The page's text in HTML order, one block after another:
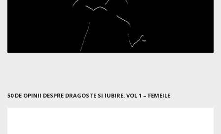
50 DE OPINII DESPRE DRAGOSTE SI IUBIRE. VOL 1 – FEMEILE